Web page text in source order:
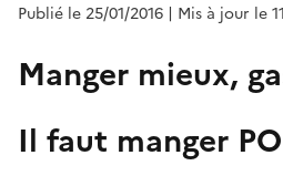
Publié le 25/01/2016 | Mis à jour le
Manger mieux,
Il faut manger